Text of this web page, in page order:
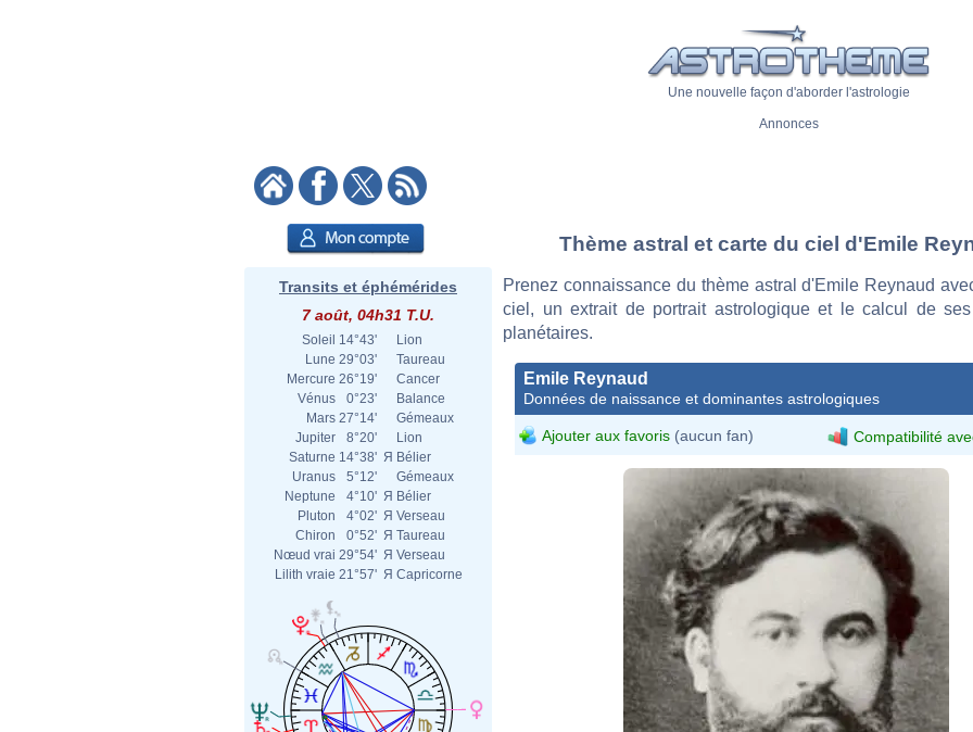
Une nouvelle façon d'aborder l'astrologie
Annonces
Transits et éphémérides
7 août, 04h31 T.U.
Soleil 14°43'
Lion
Lune 29°03'
Taureau
Mercure 26°19'
Cancer
Vénus
0°23'
Balance
Mars 27°14'
Gémeaux
Jupiter
8°20'
Lion
Saturne 14°38' Я Bélier
Uranus
5°12'
Gémeaux
Neptune
4°10' Я Bélier
Pluton
4°02' Я Verseau
Chiron
0°52' Я Taureau
Nœud vrai 29°54' Я Verseau
Lilith vraie 21°57' Я Capricorne
Thème astral et carte du ciel d'Emile
Prenez connaissance du thème astral d'Emile Reynaud
ciel, un extrait de portrait astrologique et le calcul de
planétaires.
Emile Reynaud
Données de naissance et dominantes astrologiques
Ajouter aux favoris (aucun fan) Compatibilité